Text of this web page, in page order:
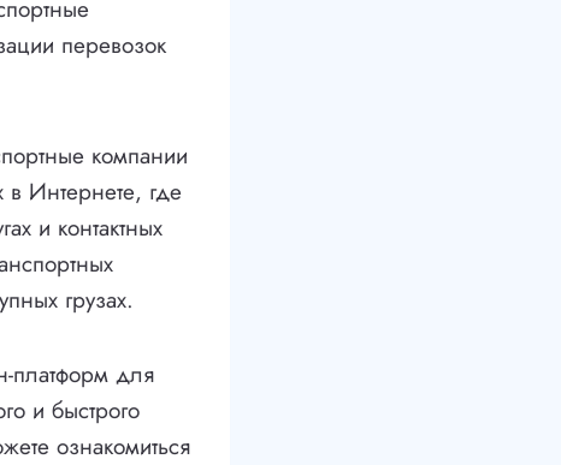
перевозок
компании
Интернете, где
и контактных
грузах.
платформ для
и быстрого
ознакомиться